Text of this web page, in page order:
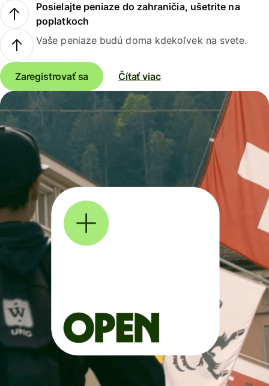
Posielajte peniaze do zahraničia, ušetrite na
poplatkoch
Vaše peniaze budú doma kdekoľvek na svete.
Zaregistrovať sa Čítať viac